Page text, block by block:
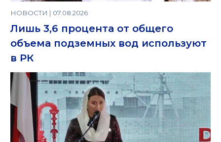
НОВОСТИ | 07.08.2026
Лишь 3,6 процента от общего
объема подземных вод используют
в РК